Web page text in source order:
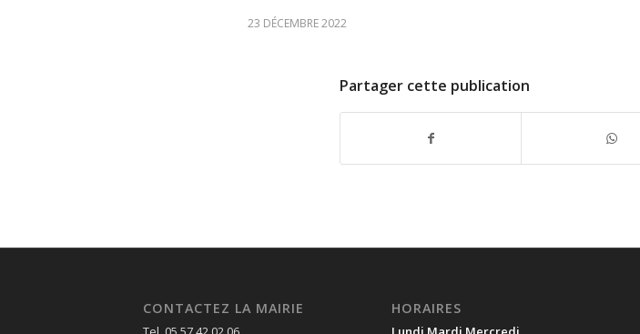
23 DÉCEMBRE 2022
Partager cette publication
CONTACTEZ LA MAIRIE HORAIRES